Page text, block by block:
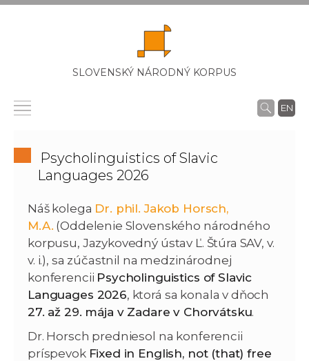
SLOVENSKÝ NÁRODNÝ KORPUS
EN
Psycholinguistics of Slavic
Languages 2026
Náš kolega Dr. phil. Jakob Horsch,
M.A. (Oddelenie Slovenského národného
korpusu, Jazykovedný ústav Ľ. Štúra SAV, v.
v. i.), sa zúčastnil na medzinárodnej
konferencii Psycholinguistics of Slavic
Languages 2026, ktorá sa konala v dňoch
27. až 29. mája v Zadare v Chorvátsku.
Dr. Horsch predniesol na konferencii
príspevok Fixed in English, not (that) free